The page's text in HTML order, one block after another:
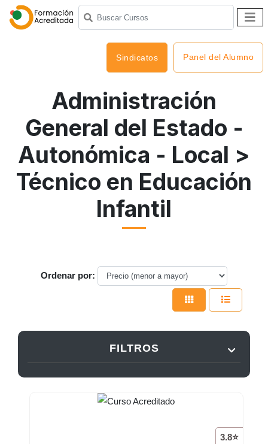
Sindicatos Panel del Alumno
Administración
General del Estado -
Autonómica - Local >
Técnico en Educación
Infantil
Ordenar por:
FILTROS
3.8⭐